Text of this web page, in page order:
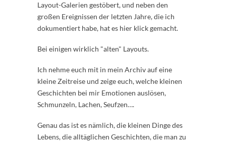
Layout-Galerien gestöbert, und neben den
großen Ereignissen der letzten Jahre, die ich
dokumentiert habe, hat es hier klick gemacht.
Bei einigen wirklich "alten" Layouts.
Ich nehme euch mit in mein Archiv auf eine
kleine Zeitreise und zeige euch, welche kleinen
Geschichten bei mir Emotionen auslösen,
Schmunzeln, Lachen, Seufzen….
Genau das ist es nämlich, die kleinen Dinge des
Lebens, die alltäglichen Geschichten, die man zu